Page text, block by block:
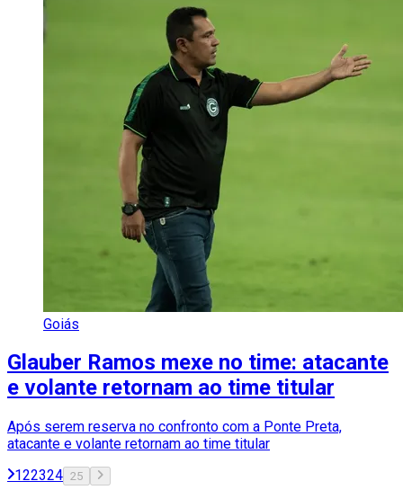
Goiás
Glauber Ramos mexe no time: atacante
e volante retornam ao time titular
Após serem reserva no confronto com a Ponte Preta,
atacante e volante retornam ao time titular
122324 25